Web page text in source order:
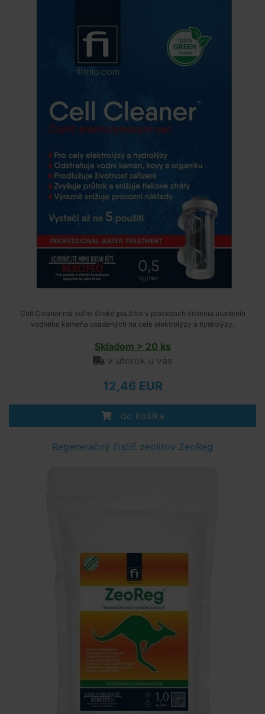
Cell Cleaner má veľmi široké použitie v procesoch čistenia usadenín
vodného kameňa usadených na cele elektrolýzy a hydrolýzy.
Skladom > 20 ks
v utorok u vás
12,46 EUR
do košíka
Regeneračný čistič zeolitov ZeoReg